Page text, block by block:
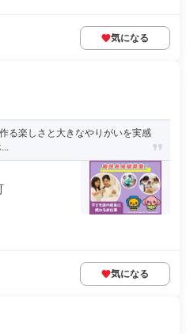
気になる
る楽しさと大きなやりがいを実感
気になる